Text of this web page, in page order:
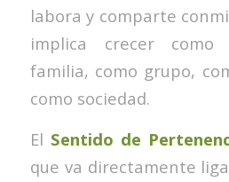
labora y comparte
implica crecer como
familia, como grupo,
como sociedad.
El Sentido de
que va directamente